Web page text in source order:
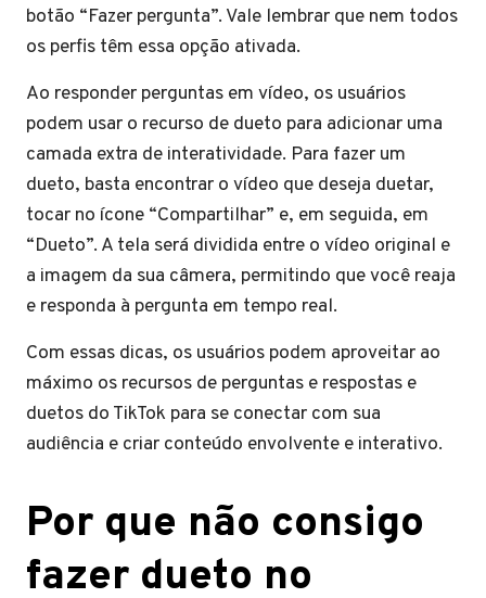
botão “Fazer pergunta”. Vale lembrar que nem todos
os perfis têm essa opção ativada.
Ao responder perguntas em vídeo, os usuários
podem usar o recurso de dueto para adicionar uma
camada extra de interatividade. Para fazer um
dueto, basta encontrar o vídeo que deseja duetar,
tocar no ícone “Compartilhar” e, em seguida, em
“Dueto”. A tela será dividida entre o vídeo original e
a imagem da sua câmera, permitindo que você reaja
e responda à pergunta em tempo real.
Com essas dicas, os usuários podem aproveitar ao
máximo os recursos de perguntas e respostas e
duetos do TikTok para se conectar com sua
audiência e criar conteúdo envolvente e interativo.
Por que não consigo
fazer dueto no